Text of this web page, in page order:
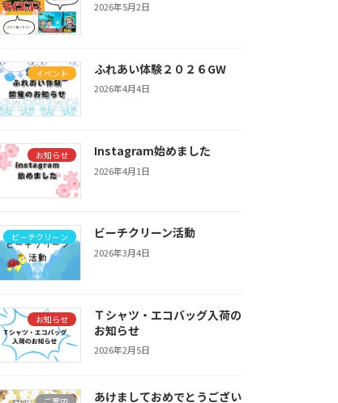
2026年5月2日
イベント ふれあい体験２０２６GW
2026年4月4日
お知らせ Instagram始めました
2026年4月1日
ビーチクリーン ビーチクリーン活動
2026年3月4日
お知らせ
Ｔシャツ・エコバッグ入荷の
お知らせ
2026年2月5日
あけましておめでとうござい